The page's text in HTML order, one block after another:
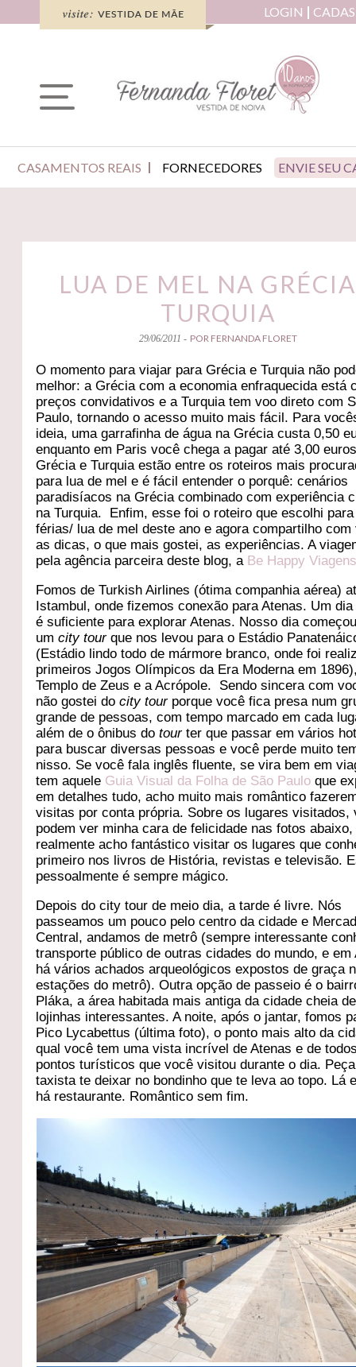
LOGIN
CASAMENTOS REAIS FORNECEDORES ENVIE SEU
LUA DE MEL NA
TURQUIA
29/06/2011 - POR FERNANDA FLORET
O momento para viajar para Grécia e Turquia não
melhor: a Grécia com a economia enfraquecida está
preços convidativos e a Turquia tem voo direto com
Paulo, tornando o acesso muito mais fácil. Para
ideia, uma garrafinha de água na Grécia custa 0,50
enquanto em Paris você chega a pagar até 3,00
Grécia e Turquia estão entre os roteiros mais
para lua de mel e é fácil entender o porquê: cenários
paradisíacos na Grécia combinado com experiência
na Turquia. Enfim, esse foi o roteiro que escolhi
férias/ lua de mel deste ano e agora compartilho com
as dicas, o que mais gostei, as experiências. A
pela agência parceira deste blog, a Be Happy
Fomos de Turkish Airlines (ótima companhia aérea)
Istambul, onde fizemos conexão para Atenas. Um
é suficiente para explorar Atenas. Nosso dia
umcity tourque nos levou para o Estádio
(Estádio lindo todo de mármore branco, onde foi
primeiros Jogos Olímpicos da Era Moderna em
Templo de Zeus e a Acrópole. Sendo sincera com
não gostei docity tourporque você fica presa num
grande de pessoas, com tempo marcado em cada
além de o ônibus dotourter que passar em vários
para buscar diversas pessoas e você perde muito
nisso. Se você fala inglês fluente, se vira bem em
tem aquele Guia Visual da Folha de São Paulo que
em detalhes tudo, acho muito mais romântico
visitas por conta própria. Sobre os lugares visitados,
podem ver minha cara de felicidade nas fotos abaixo,
realmente acho fantástico visitar os lugares que
primeiro nos livros de História, revistas e televisão.
pessoalmente é sempre mágico.
Depois do city tour de meio dia, a tarde é livre. Nós
passeamos um pouco pelo centro da cidade e
Central, andamos de metrô (sempre interessante
transporte público de outras cidades do mundo, e em
há vários achados arqueológicos expostos de graça
estações do metrô). Outra opção de passeio é o
Pláka, a área habitada mais antiga da cidade cheia de
lojinhas interessantes. A noite, após o jantar, fomos
Pico Lycabettus (última foto), o ponto mais alto da
qual você tem uma vista incrível de Atenas e de
pontos turísticos que você visitou durante o dia.
taxista te deixar no bondinho que te leva ao topo. Lá
há restaurante. Romântico sem fim.